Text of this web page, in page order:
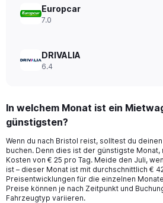
Europcar
7.0
DRIVALIA
6.4
In welchem Monat ist ein
günstigsten?
Wenn du nach Bristol reist, solltest du
buchen. Denn dies ist der günstigste
Kosten von € 25 pro Tag. Meide den Juli,
ist – dieser Monat ist mit durchschnittlich €
Preisentwicklungen für die einzelnen
Preise können je nach Zeitpunkt und
Fahrzeugtyp variieren.